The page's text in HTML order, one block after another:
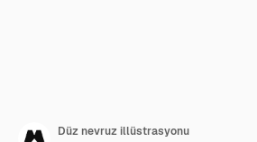
Düz nevruz illüstrasyonu